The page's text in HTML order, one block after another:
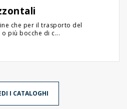
che per il trasporto del
più bocche di c...
I CATALOGHI